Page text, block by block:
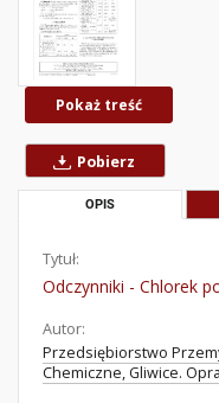
Pokaż treść
Pobierz
OPIS
Tytuł:
Odczynniki - Chlorek
Autor:
Przedsiębiorstwo
Chemiczne, Gliwice.